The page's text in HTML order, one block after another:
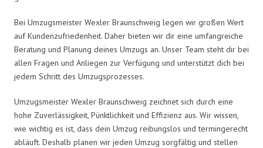
Bei Umzugsmeister Wexler Braunschweig legen wir großen Wert
auf Kundenzufriedenheit. Daher bieten wir dir eine umfangreiche
Beratung und Planung deines Umzugs an. Unser Team steht dir bei
allen Fragen und Anliegen zur Verfügung und unterstützt dich bei
jedem Schritt des Umzugsprozesses.
Umzugsmeister Wexler Braunschweig zeichnet sich durch eine
hohe Zuverlässigkeit, Pünktlichkeit und Effizienz aus. Wir wissen,
wie wichtig es ist, dass dein Umzug reibungslos und termingerecht
abläuft. Deshalb planen wir jeden Umzug sorgfältig und stellen